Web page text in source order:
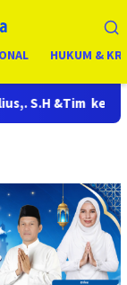
HUKUM &
bukan janji